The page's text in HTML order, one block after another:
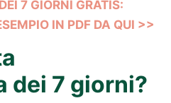
7 GIORNI GRATIS:
IN PDF DA QUI >>
dei 7 giorni?